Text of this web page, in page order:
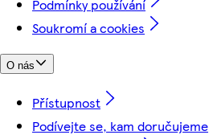
Podmínky používání
Soukromí a cookies
O nás
Přístupnost
Podívejte se, kam doručujeme